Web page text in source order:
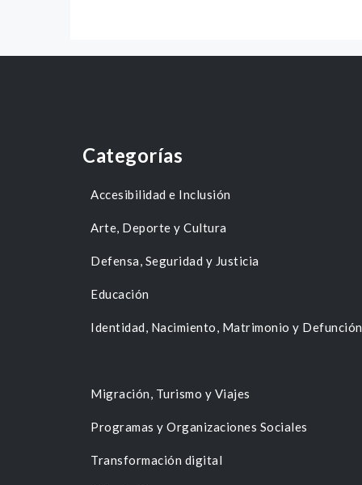
Categorías
Accesibilidad e Inclusión
Arte, Deporte y Cultura
Defensa, Seguridad y Justicia
Educación
Identidad, Nacimiento, Matrimonio y Defunción
Migración, Turismo y Viajes
Programas y Organizaciones Sociales
Transformación digital